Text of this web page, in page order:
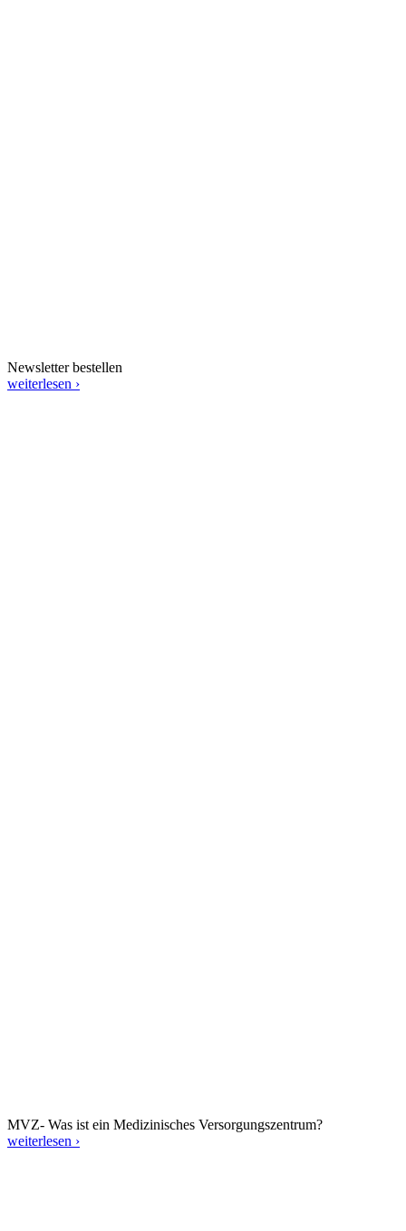
Newsletter bestellen
weiterlesen ›
MVZ- Was ist ein Medizinisches Versorgungszentrum?
weiterlesen ›